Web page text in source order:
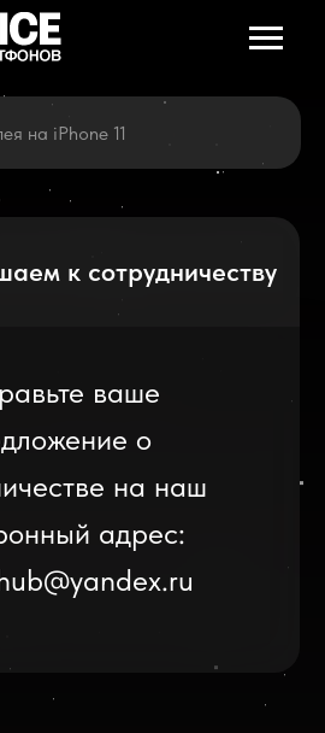
ваше
в зависимости от модели устройства и
может быть названа после полной